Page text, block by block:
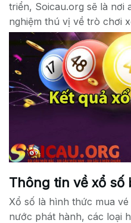
triển, Soicau.org sẽ là nơi
nghiệm thú vị về trò chơi
Thông tin về xổ số
Xổ số là hình thức mua
nước phát hành, các loại